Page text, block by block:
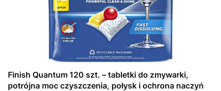
Finish Quantum 120 szt. – tabletki do zmywarki,
potrójna moc czyszczenia, połysk i ochrona naczyń